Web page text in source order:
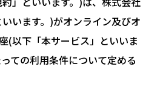
います。)がオンライン及びオ
(以下「本サービス」といいま
ての利用条件について定める